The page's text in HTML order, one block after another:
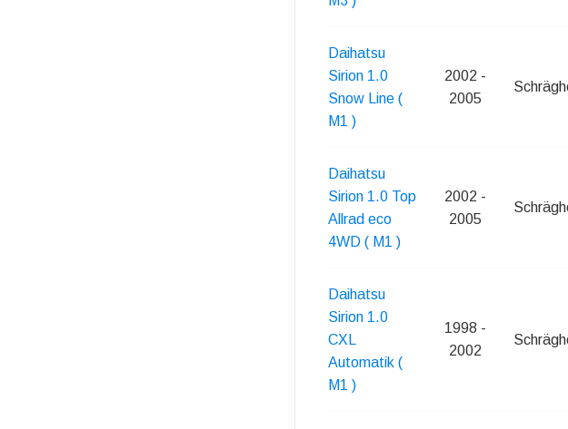
Daihatsu
Sirion 1.0
Snow Line (
M1 )
2002 -
2005
Daihatsu
Sirion 1.0 Top
Allrad eco
4WD ( M1 )
2002 -
2005
Daihatsu
Sirion 1.0
CXL
Automatik (
M1 )
1998 -
2002